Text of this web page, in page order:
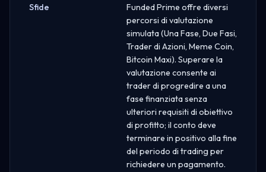
Sfide
Funded Prime offre diversi
percorsi di valutazione
simulata (Una Fase, Due Fasi,
Trader di Azioni, Meme Coin,
Bitcoin Maxi). Superare la
valutazione consente ai
trader di progredire a una
fase finanziata senza
ulteriori requisiti di obiettivo
di profitto; il conto deve
terminare in positivo alla fine
del periodo di trading per
richiedere un pagamento.